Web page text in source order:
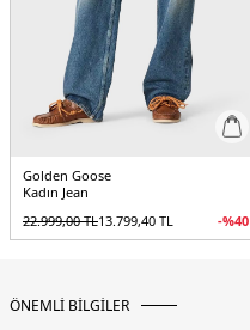
Golden Goose
Kadın Jean
22.999,00TL13.799,40 TL -%40
ÖNEMLİ BİLGİLER